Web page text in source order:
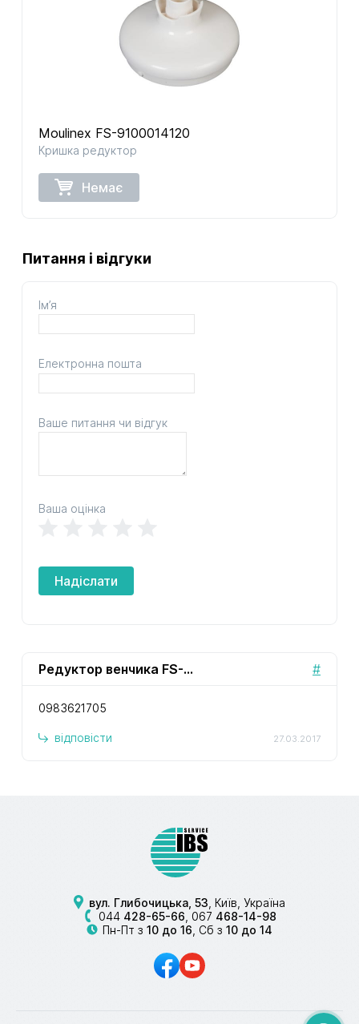
Moulinex FS-9100014120
Кришка редуктор
Немає
Питання і відгуки
#
Редуктор венчика FS-9100014118 для блендера Moulinex
27.03.2017
0983621705
відповісти
Ім’я
Електронна пошта
Ваше питання чи відгук
Ваша оцінка
Надіслати
вул. Глибочицька, 53 , Київ, Україна
044 428-65-66 067 468-14-98
Пн-Пт з 10 до 16 , Сб з 10 до 14